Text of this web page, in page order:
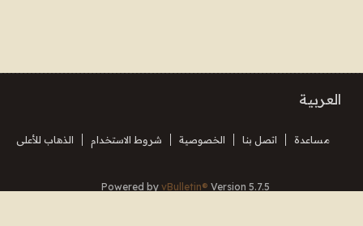
العربية
مساعدة اتصل بنا الخصوصية شروط الاستخدام الذهاب للأعلى
Powered by vBulletin® Version 5.7.5